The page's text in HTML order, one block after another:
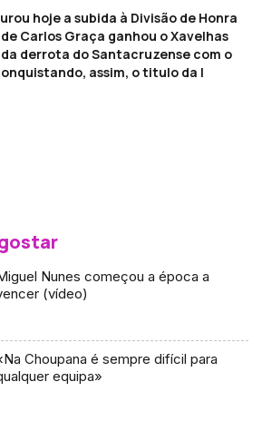
hoje a subida à Divisão de Honra
Carlos Graça ganhou o Xavelhas
derrota do Santacruzense com o
assim, o titulo da I
Nunes começou a época a
(vídeo)
Choupana é sempre difícil para
equipa»